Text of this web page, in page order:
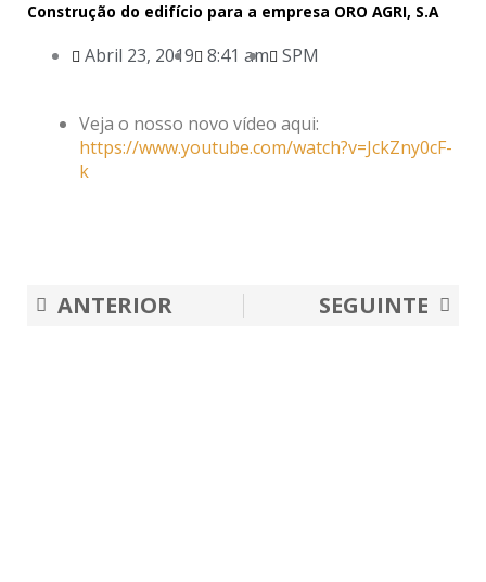
Construção do edifício para a empresa ORO AGRI, S.A
Abril 23, 2019 8:41 am SPM
Veja o nosso novo vídeo aqui:
https://www.youtube.com/watch?v=JckZny0cF-
k
Prev
ANTERIOR SEGUINTE